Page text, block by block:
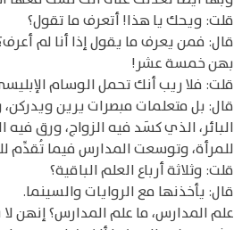
قلت: ويحك يا هذا! أتعرف ما تقول؟
قال: فمن يعرف ما يقول إذا أنا لم
بهن خمسة عشر!
قلت: فلا ريب أنك تحمل الوسام
قال: بل متعلمات مبصرات يرين
البائر، الذي كسَد فيه الزواج، ورق
للمرأة، وتوسعت المدارس فيما تُقدِّم
قلت: وثلاثة أرباع العلم الباقية؟
قال: يأخذنها مع الروايات والسينما.
علم المدارس، ما علم المدارس؟ إنهن